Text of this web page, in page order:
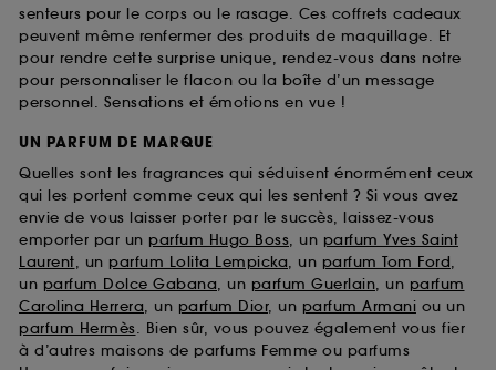
senteurs pour le corps ou le rasage. Ces coffrets cadeaux
peuvent même renfermer des produits de maquillage. Et
pour rendre cette surprise unique, rendez-vous dans notre
pour personnaliser le flacon ou la boîte d’un message
personnel. Sensations et émotions en vue !
UN PARFUM DE MARQUE
Quelles sont les fragrances qui séduisent énormément ceux
qui les portent comme ceux qui les sentent ? Si vous avez
envie de vous laisser porter par le succès, laissez-vous
emporter par un parfum Hugo Boss, un parfum Yves Saint
Laurent, un parfum Lolita Lempicka, un parfum Tom Ford,
un parfum Dolce Gabana, un parfum Guerlain, un parfum
Carolina Herrera, un parfum Dior, un parfum Armani ou un
parfum Hermès. Bien sûr, vous pouvez également vous fier
à d’autres maisons de parfums Femme ou parfums